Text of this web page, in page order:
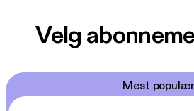
Velg
Mest populær